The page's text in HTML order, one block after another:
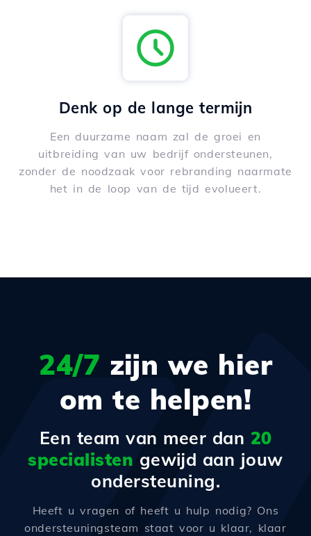
Denk op de lange termijn
Een duurzame naam zal de groei en
uitbreiding van uw bedrijf ondersteunen,
zonder de noodzaak voor rebranding naarmate
het in de loop van de tijd evolueert.
24/7 zijn we hier
om te helpen!
Een team van meer dan 20
specialisten gewijd aan jouw
ondersteuning.
Heeft u vragen of heeft u hulp nodig? Ons
ondersteuningsteam staat voor u klaar, klaar